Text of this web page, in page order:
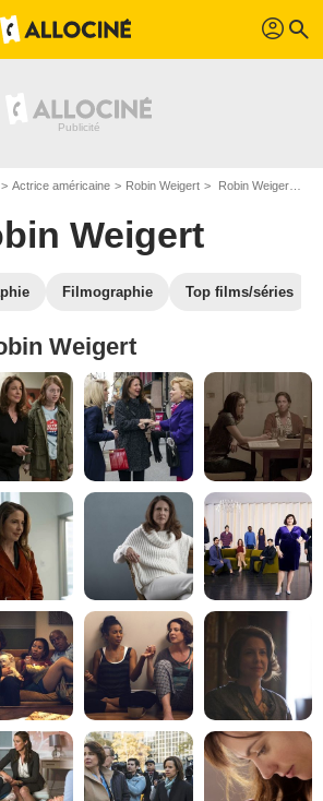
profil search
Actrice américaine Robin Weigert Robin Weigert : Photos de ses films et séries
Weigert
Filmographie Top films/séries
Weigert